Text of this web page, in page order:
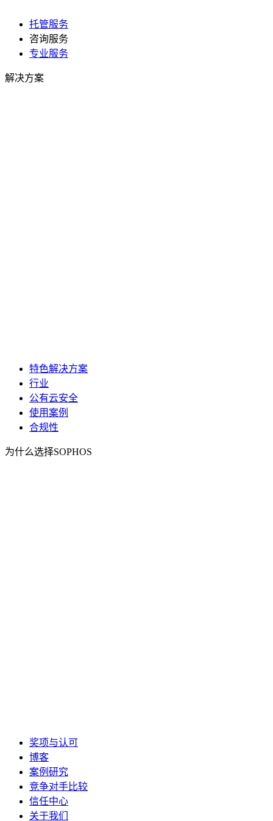
托管服务
咨询服务
专业服务
解决方案
特色解决方案
行业
公有云安全
使用案例
合规性
为什么选择SOPHOS
奖项与认可
博客
案例研究
竞争对手比较
信任中心
关于我们